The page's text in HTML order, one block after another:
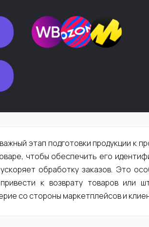
этап подготовки продукции к
чтобы обеспечить его
обработку заказов. Это
к возврату товаров или
со стороны маркетплейсов и